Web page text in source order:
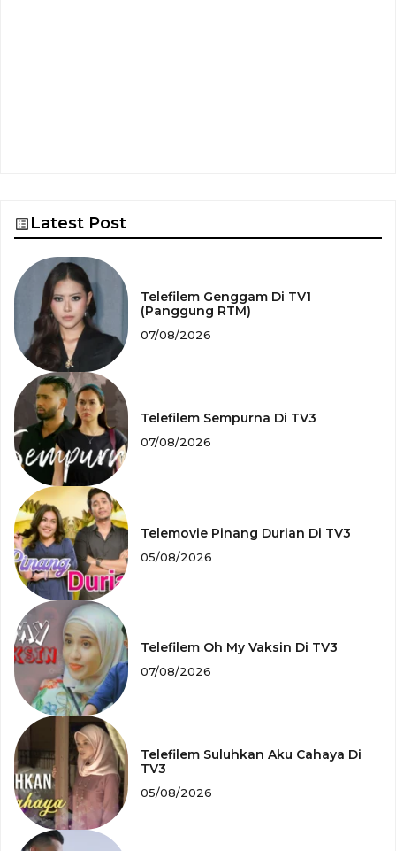
Latest Post
Telefilem Genggam Di TV1
(Panggung RTM)
07/08/2026
Telefilem Sempurna Di TV3
07/08/2026
Telemovie Pinang Durian Di TV3
05/08/2026
Telefilem Oh My Vaksin Di TV3
07/08/2026
Telefilem Suluhkan Aku Cahaya Di
TV3
05/08/2026